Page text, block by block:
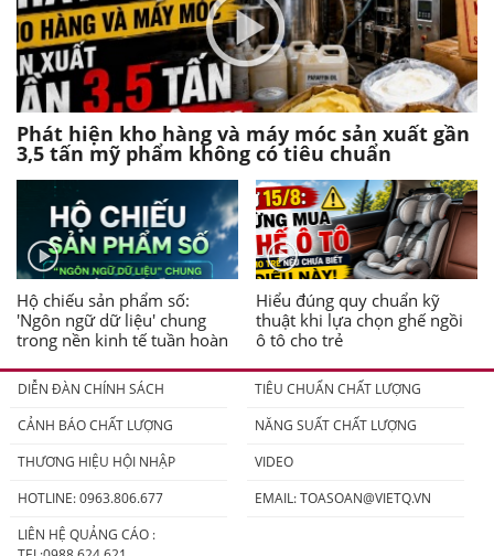
Phát hiện kho hàng và máy móc sản xuất gần
3,5 tấn mỹ phẩm không có tiêu chuẩn
Hộ chiếu sản phẩm số:
'Ngôn ngữ dữ liệu' chung
trong nền kinh tế tuần hoàn
Hiểu đúng quy chuẩn kỹ
thuật khi lựa chọn ghế ngồi
ô tô cho trẻ
DIỄN ĐÀN CHÍNH SÁCH
TIÊU CHUẨN CHẤT LƯỢNG
CẢNH BÁO CHẤT LƯỢNG
NĂNG SUẤT CHẤT LƯỢNG
THƯƠNG HIỆU HỘI NHẬP
VIDEO
HOTLINE: 0963.806.677
EMAIL:TOASOAN@VIETQ.VN
LIÊN HỆ QUẢNG CÁO :